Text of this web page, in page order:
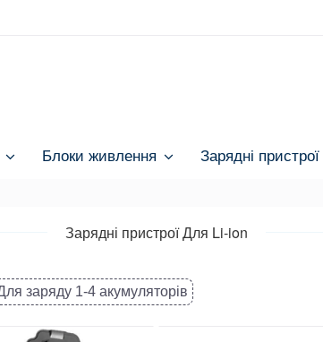
Блоки живлення Зарядні пристрої
Зарядні пристрої Для Li-ion
заряду 1-4 акумуляторів